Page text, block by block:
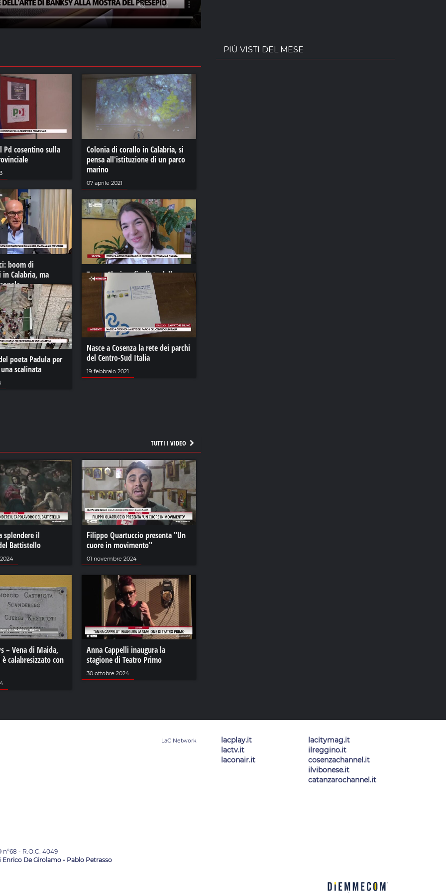
Pd cosentino sulla
Colonia di corallo in Calabria, si
pensa all'istituzione di un parco
marino
07 aprile 2021
boom di
Calabria, ma
Teresa Slaviero finalista delle
olimpiadi di economia e finanza
12 maggio 2023
Nasce a Cosenza la rete dei parchi
del Centro-Sud Italia
19 febbraio 2021
poeta Padula per
scalinata
TUTTI I VIDEO
splendere il
Battistello
Filippo Quartuccio presenta "Un
cuore in movimento"
01 novembre 2024
– Vena di Maida,
calabresizzato con
Anna Cappelli inaugura la
stagione di Teatro Primo
30 ottobre 2024
PIÙ VISTI DEL MESE
lacplay.it
lactv.it
laconair.it
lacitymag.it
ilreggino.it
cosenzachannel.it
ilvibonese.it
catanzarochannel.it
- R.O.C. 4049
Enrico De Girolamo - Pablo Petrasso